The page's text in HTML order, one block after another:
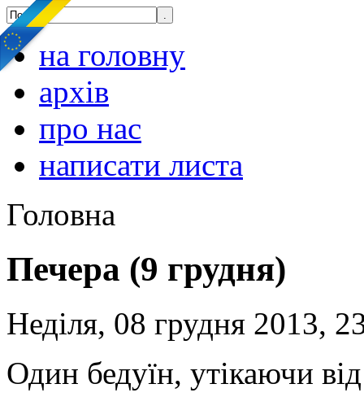
на головну
архів
про нас
написати листа
Головна
Печера (9 грудня)
Неділя, 08 грудня 2013,
Один бедуїн, утікаючи